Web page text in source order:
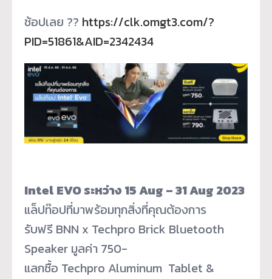
ช้อปเลย ?? https://clk.omgt3.com/?
PID=51861&AID=2342434
Intel EVO ระหว่าง 15 Aug – 31 Aug 2023
แล็ปท๊อปที่มาพร้อมทุกสิ่งที่คุณต้องการ
รับฟรี BNN x Techpro Brick Bluetooth
Speaker มูลค่า 750-
แลกซื้อ Techpro Aluminum Tablet &